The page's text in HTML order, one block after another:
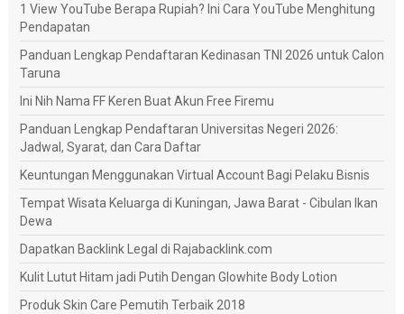
1 View YouTube Berapa Rupiah? Ini Cara YouTube Menghitung
Pendapatan
Panduan Lengkap Pendaftaran Kedinasan TNI 2026 untuk Calon
Taruna
Ini Nih Nama FF Keren Buat Akun Free Firemu
Panduan Lengkap Pendaftaran Universitas Negeri 2026:
Jadwal, Syarat, dan Cara Daftar
Keuntungan Menggunakan Virtual Account Bagi Pelaku Bisnis
Tempat Wisata Keluarga di Kuningan, Jawa Barat - Cibulan Ikan
Dewa
Dapatkan Backlink Legal di Rajabacklink.com
Kulit Lutut Hitam jadi Putih Dengan Glowhite Body Lotion
Produk Skin Care Pemutih Terbaik 2018